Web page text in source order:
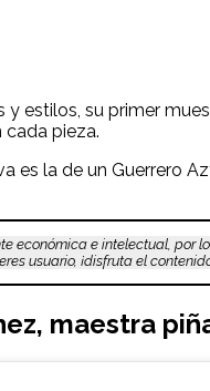
estilos, su primer
cada pieza.
es la de un Guerrero
económica e intelectual, por
usuario, ¡disfruta el
, maestra